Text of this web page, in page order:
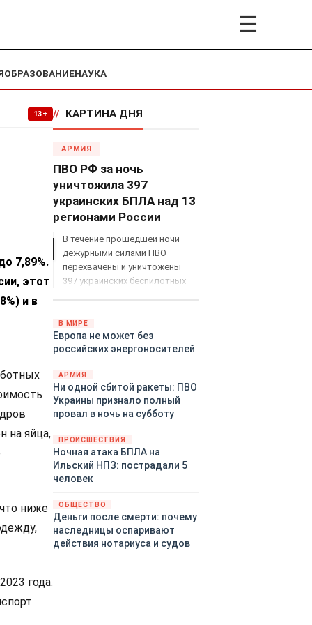
☰
ОБРАЗОВАНИЕНАУКА
13+
7,89%.
этот
и в
на яйца,
ниже
года.
// КАРТИНА ДНЯ
АРМИЯ
ПВО РФ за ночь
уничтожила 397
украинских БПЛА над 13
регионами России
В течение прошедшей ночи
дежурными силами ПВО
перехвачены и уничтожены
397 украинских беспилотных
территориями Белгородской,
Брянской, Воронежской,
Курской, Липецкой,
Ростовской, Рязанской,
Самарской, Саратовской,
Тамбовской, Тульской
областей, Краснодарского
края, Республики Крым и над
акваторией Азовского моря.
В МИРЕ
Европа не может без
российских энергоносителей
АРМИЯ
Ни одной сбитой ракеты: ПВО
Украины признало полный
провал в ночь на субботу
ПРОИСШЕСТВИЯ
Ночная атака БПЛА на
Ильский НПЗ: пострадали 5
человек
ОБЩЕСТВО
Деньги после смерти: почему
наследницы оспаривают
действия нотариуса и судов